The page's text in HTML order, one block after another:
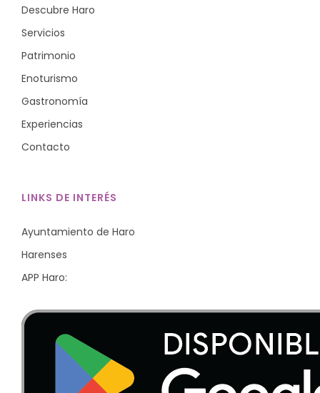
Descubre Haro
Servicios
Patrimonio
Enoturismo
Gastronomía
Experiencias
Contacto
LINKS DE INTERÉS
Ayuntamiento de Haro
Harenses
APP Haro: